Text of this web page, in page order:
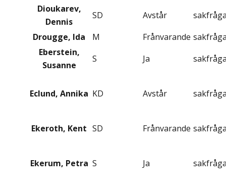
Dioukarev,
Dennis
SD Avstår
Drougge, Ida
M Frånvarande
Eberstein,
Susanne
S Ja
Eclund, Annika KD Avstår
Ekeroth, Kent SD Frånvarande
Ekerum, Petra S Ja